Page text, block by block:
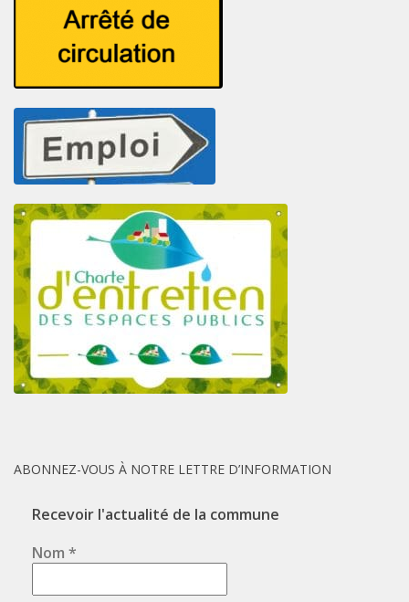
ABONNEZ-VOUS À NOTRE LETTRE D’INFORMATION
Recevoir l'actualité de la commune
Nom *